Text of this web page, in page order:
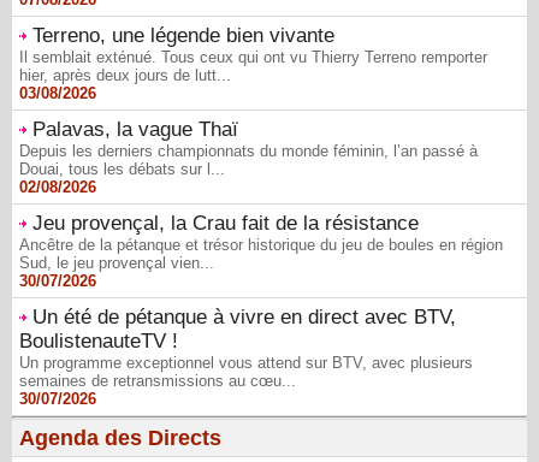
Terreno, une légende bien vivante
Il semblait exténué. Tous ceux qui ont vu Thierry Terreno remporter
hier, après deux jours de lutt...
03/08/2026
Palavas, la vague Thaï
Depuis les derniers championnats du monde féminin, l’an passé à
Douai, tous les débats sur l...
02/08/2026
Jeu provençal, la Crau fait de la résistance
Ancêtre de la pétanque et trésor historique du jeu de boules en région
Sud, le jeu provençal vien...
30/07/2026
Un été de pétanque à vivre en direct avec BTV,
BoulistenauteTV !
Un programme exceptionnel vous attend sur BTV, avec plusieurs
semaines de retransmissions au cœu...
30/07/2026
Agenda des Directs